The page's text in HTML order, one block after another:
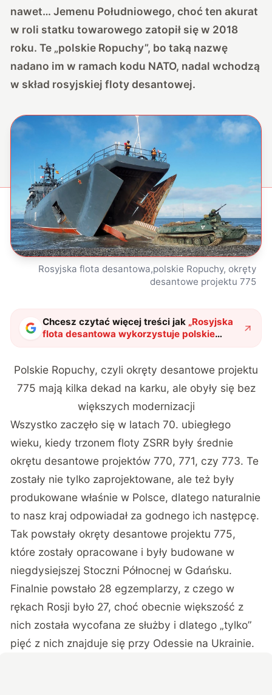
nawet… Jemenu Południowego, choć ten akurat
w roli statku towarowego zatopił się w 2018
roku. Te „polskie Ropuchy”, bo taką nazwę
nadano im w ramach kodu NATO, nadal wchodzą
w skład rosyjskiej floty desantowej.
Rosyjska flota desantowa,polskie Ropuchy, okręty
desantowe projektu 775
Chcesz czytać więcej treści jak „Rosyjska
flota desantowa wykorzystuje polskie
Ropuchy, czyli okręty desantowe projektu
Polskie Ropuchy, czyli okręty desantowe projektu
775 mają kilka dekad na karku, ale obyły się bez
większych modernizacji
Wszystko zaczęło się w latach 70. ubiegłego
wieku, kiedy trzonem floty ZSRR były średnie
okrętu desantowe projektów 770, 771, czy 773. Te
zostały nie tylko zaprojektowane, ale też były
produkowane właśnie w Polsce, dlatego naturalnie
to nasz kraj odpowiadał za godnego ich następcę.
Tak powstały okręty desantowe projektu 775,
które zostały opracowane i były budowane w
niegdysiejszej Stoczni Północnej w Gdańsku.
Finalnie powstało 28 egzemplarzy, z czego w
rękach Rosji było 27, choć obecnie większość z
nich została wycofana ze służby i dlatego „tylko”
pięć z nich znajduje się przy Odessie na Ukrainie.